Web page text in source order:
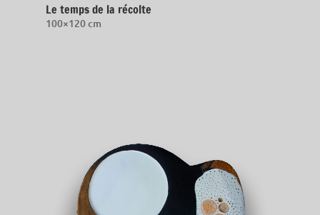
Le temps de la récolte
100×120 cm